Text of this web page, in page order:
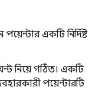
পয়েন্টার একটি নির্দিষ্ট
নিয়ে গঠিত। একটি
পয়েন্টারটি